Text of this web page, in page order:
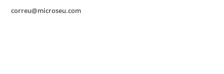
correu@microseu.com